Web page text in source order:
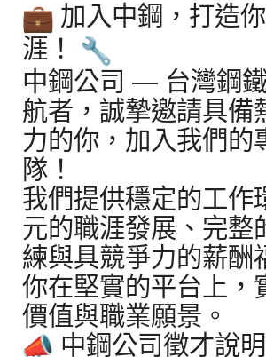
加入中鋼，打造
涯！
中鋼公司 — 台灣鋼
航者，誠摯邀請具備
力的你， 加入我們的
隊！
我們提供穩定的工作
元的職涯發展、 完整
練與具競爭力的薪酬
你在堅實的平台上，
價值與職業願景。
中鋼公司徵才說